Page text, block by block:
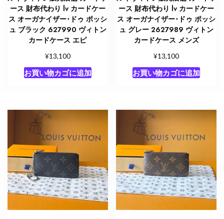
ース 財布代わり lv カードケー
ス オーガナイザー･ドゥ ポッシ
ュ ブラック 627990 ヴィトン
カードケース エピ
¥13,100
お買い物カゴに追加
ース 財布代わり lv カードケー
ス オーガナイザー･ドゥ ポッシ
ュ グレー 2627989 ヴィトン
カードケース メンズ
¥13,100
お買い物カゴに追加